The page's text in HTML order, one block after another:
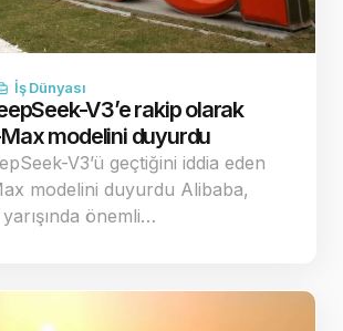
İş Dünyası
V3’e rakip olarak
modelini duyurdu
V3’ü geçtiğini iddia eden
modelini duyurdu Alibaba,
önemli…